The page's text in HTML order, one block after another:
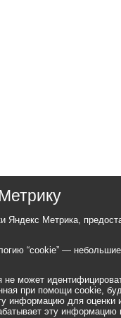
Яндекс Метрика,
“cookie” —
может
при помощи cookie,
информацию для оценки
эту